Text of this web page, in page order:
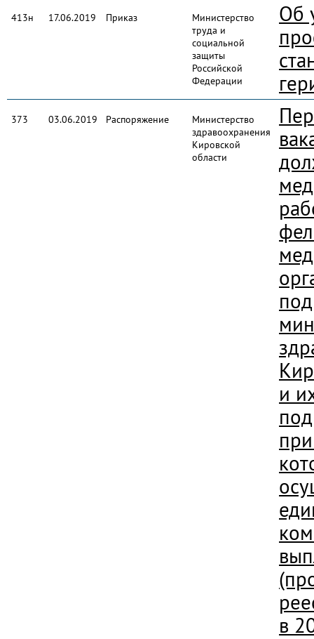
413н 17.06.2019 Приказ
Министерство
труда и
социальной
защиты
Российской
Федерации
Об
373 03.06.2019 Распоряжение
Министерство
здравоохранения
Кировской
области
и
в